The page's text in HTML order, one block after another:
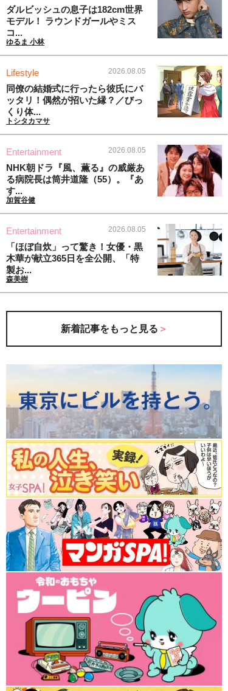
ダルビッシュの息子は182cm世界
モデル！ ラウンドガールやミス
コ...
ゆるま 小林
Lifestyle 2026.08.05
同僚の結婚式に行ったら彼氏にバ
ッタリ！偶然が招いた縁？／びっ
くり体...
トシタカマサ
Entertainment 2026.08.05
NHK朝ドラ『風、薫る』の威厳あ
る病院長は筒井道隆（55）。『あ
す...
加賀谷健
Entertainment 2026.08.05
「ほぼ自炊」って驚き！女優・黒
木華が献立365日を全公開、「特
製お...
森美樹
新着記事をもっと見る